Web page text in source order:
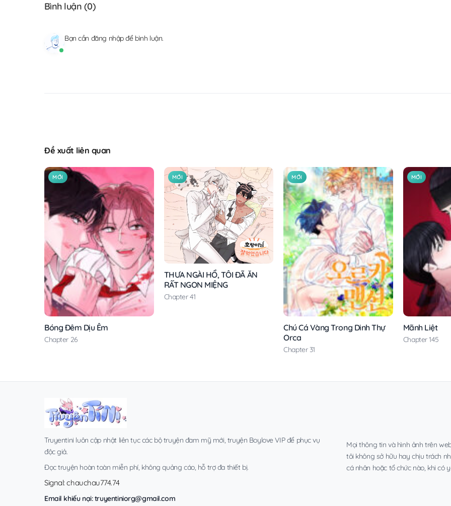
Bình luận (0)
Bạn cần đăng nhậpđể bình luận.
Đề xuất liên quan
MỚI
Bóng Đêm Dịu Êm
Chapter 26
MỚI
THƯA NGÀI HỔ, TÔI ĐÃ ĂN
RẤT NGON MIỆNG
Chapter 41
MỚI
Chú Cá Vàng Trong Dinh Thự
Orca
Chapter 31
MỚI
Mãnh Liệt
Chapter 145
Truyentini luôn cập nhật liên tục các bộ truyện đam mỹ mới, truyện Boylove VIP để phục vụ
độc giả.
Đọc truyện hoàn toàn miễn phí, không quảng cáo, hỗ trợ đa thiết bị.
Signal: chauchau774.74
Email khiếu nại:truyentiniorg@gmail.com
Mọi thông tin và hình ảnh trên
tôi không sở hữu hay chịu trách
cá nhân hoặc tổ chức nào, khi có